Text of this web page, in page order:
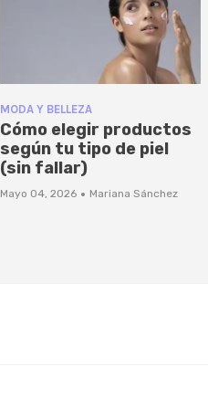
MODA Y BELLEZA
Cómo elegir productos
según tu tipo de piel
(sin fallar)
Mayo 04, 2026 · Mariana Sánchez